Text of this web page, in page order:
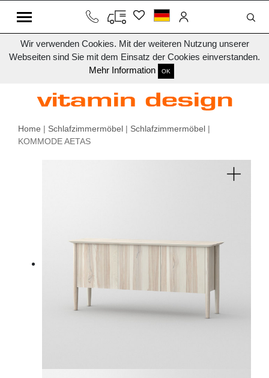
Wir verwenden Cookies. Mit der weiteren Nutzung unserer
Webseiten sind Sie mit dem Einsatz der Cookies einverstanden.
Mehr Information
OK
Home | Schlafzimmermöbel | Schlafzimmermöbel |
KOMMODE AETAS